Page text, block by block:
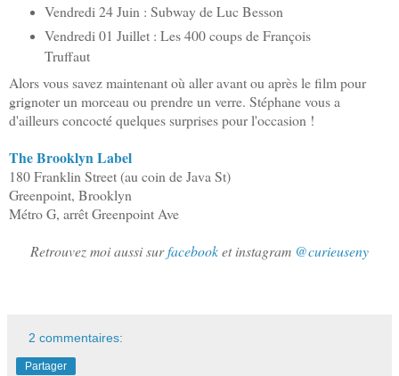
Vendredi 24 Juin : Subway de Luc Besson
Vendredi 01 Juillet : Les 400 coups de François
Truffaut
Alors vous savez maintenant où aller avant ou après le film pour
grignoter un morceau ou prendre un verre. Stéphane vous a
d'ailleurs concocté quelques surprises pour l'occasion !
The Brooklyn Label
180 Franklin Street (au coin de Java St)
Greenpoint, Brooklyn
Métro G, arrêt Greenpoint Ave
Retrouvez moi aussi surfacebooket instagram @curieuseny
2 commentaires:
Partager